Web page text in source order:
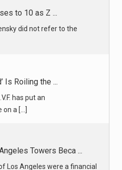
to 10 as Z ...
did not refer to the
Is Roiling the ...
has put an
a [...]
Towers Beca ...
Los Angeles were a financial